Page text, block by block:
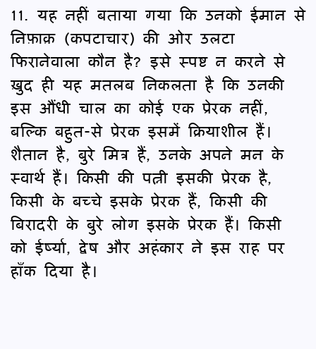
11. यह नहीं बताया गया कि उनको ईमान से
निफ़ाक़ (कपटाचार) की ओर उलटा
फिरानेवाला कौन है? इसे स्पष्ट न करने से
ख़ुद ही यह मतलब निकलता है कि उनकी
इस औंधी चाल का कोई एक प्रेरक नहीं,
बल्कि बहुत-से प्रेरक इसमें क्रियाशील हैं।
शैतान है, बुरे मित्र हैं, उनके अपने मन के
स्वार्थ हैं। किसी की पत्नी इसकी प्रेरक है,
किसी के बच्चे इसके प्रेरक हैं, किसी की
बिरादरी के बुरे लोग इसके प्रेरक हैं। किसी
को ईर्ष्या, द्वेष और अहंकार ने इस राह पर
हाँक दिया है।